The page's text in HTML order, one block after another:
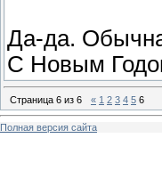
Да-да.
С Новым
Страница 6 из 6 « 1 2 3 4 5 6
Полная версия сайта